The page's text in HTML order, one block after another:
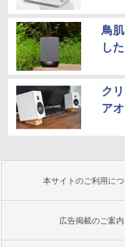
鳥
した
ク
ア
本サイトのご利用につ
広告掲載のご案内